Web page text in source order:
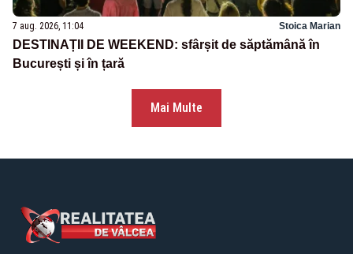
7 aug. 2026, 11:04 Stoica Marian
DESTINAȚII DE WEEKEND: sfârșit de săptămână în
București și în țară
Mai Multe